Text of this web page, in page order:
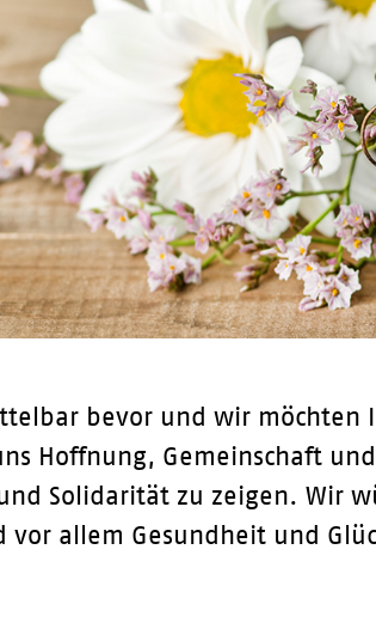
bevor und wir
Hoffnung, Gemeinschaft
Solidarität zu zeigen. Wir
vor allem Gesundheit und